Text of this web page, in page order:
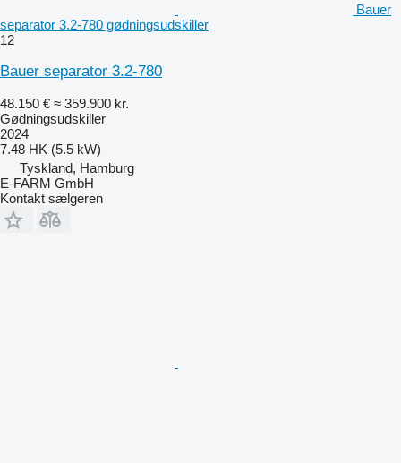
Bauer
separator 3.2-780 gødningsudskiller
12
Bauer separator 3.2-780
48.150 € ≈ 359.900 kr.
Gødningsudskiller
2024
7.48 HK (5.5 kW)
Tyskland, Hamburg
E-FARM GmbH
Kontakt sælgeren